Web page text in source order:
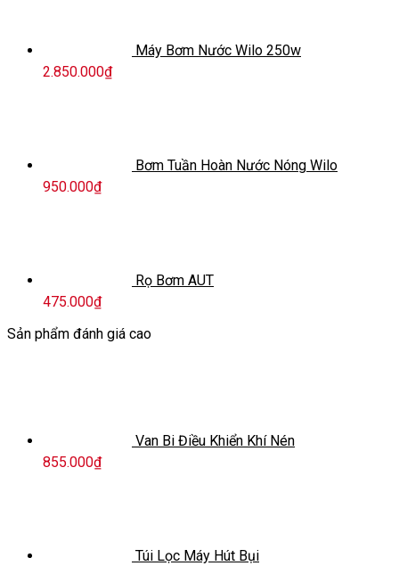
Máy Bơm Nước Wilo 250w
2.850.000₫
Bơm Tuần Hoàn Nước Nóng Wilo
950.000₫
Rọ Bơm AUT
475.000₫
Sản phẩm đánh giá cao
Van Bi Điều Khiển Khí Nén
855.000₫
Túi Lọc Máy Hút Bụi